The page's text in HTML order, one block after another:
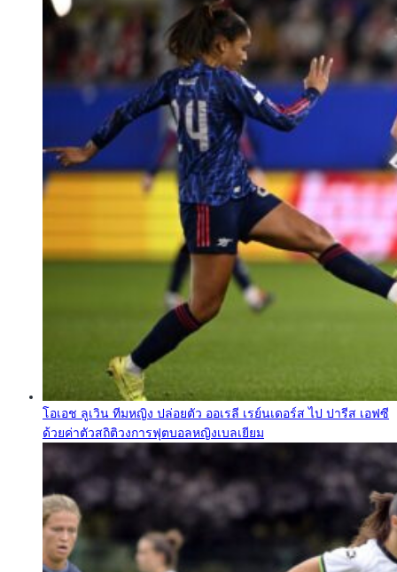
โอเอช ลูเวิน ทีมหญิง ปล่อยตัว ออเรลี เรย์นเดอร์ส ไป ปารีส เอฟซี
ด้วยค่าตัวสถิติวงการฟุตบอลหญิงเบลเยียม